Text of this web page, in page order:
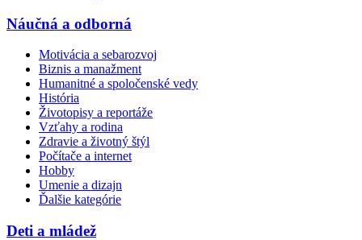
Náučná a odborná
Motivácia a sebarozvoj
Biznis a manažment
Humanitné a spoločenské vedy
História
Životopisy a reportáže
Vzťahy a rodina
Zdravie a životný štýl
Počítače a internet
Hobby
Umenie a dizajn
Ďalšie kategórie
Deti a mládež